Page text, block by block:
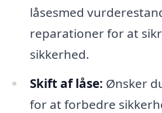
låsesmed
reparationer for at
sikkerhed.
Skift af låse: Ønsker
for at forbedre